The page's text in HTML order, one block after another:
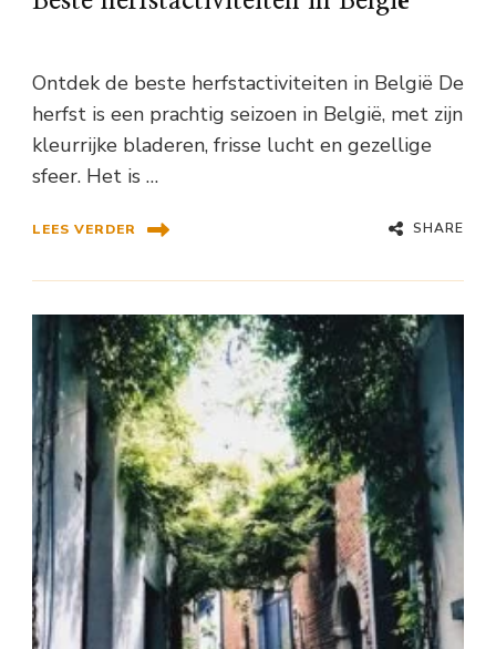
Ontdek de beste herfstactiviteiten in België De
herfst is een prachtig seizoen in België, met zijn
kleurrijke bladeren, frisse lucht en gezellige
sfeer. Het is …
LEES VERDER SHARE